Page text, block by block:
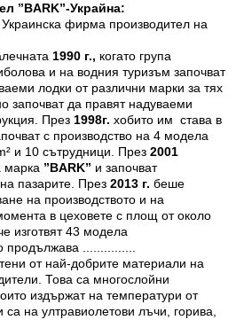
”BARK”-Украйна:
фирма производител на
1990 г., когато група
и на водния туризъм започват
лодки от различни марки за тях
започват да правят надуваеми
През 1998г. хобито им става в
с производство на 4 модела
и 10 сътрудници. През 2001
марка ”BARK” и започват
пазарите. През 2013 г. беше
на производството и на
в цеховете с площ от около
изготвят 43 модела
продължава ...............
от най-добрите материали на
Това са многослойни
издържат на температури от
на ултравиолетови лъчи, горива,